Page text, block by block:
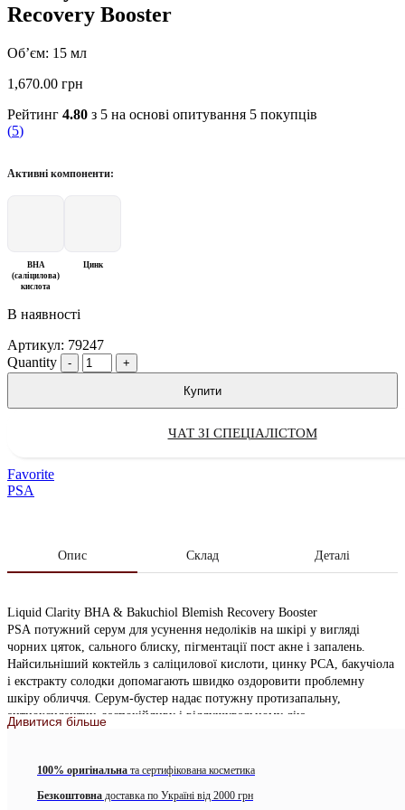
Recovery Booster
Об’єм: 15 мл
1,670.00 грн
Рейтинг 4.80 з 5 на основі опитування 5 покупців
(5)
Активні компоненти:
BHA
(саліцилова)
кислота
Цинк
В наявності
Артикул: 79247
Quantity
Купити
ЧАТ ЗІ СПЕЦІАЛІСТОМ
Favorite
PSA
Опис Склад Деталі
Liquid Clarity BHA & Bakuchiol Blemish Recovery Booster
PSA потужний серум для усунення недоліків на шкірі у вигляді
чорних цяток, сального блиску, пігментації пост акне і запалень.
Найсильніший коктейль з саліцилової кислоти, цинку PCA, бакучіола
і екстракту солодки допомагають швидко оздоровити проблемну
шкіру обличчя. Серум-бустер надає потужну протизапальну,
антиоксидантну, заспокійливу і відлущувальному дію.
саліцилову кислоту (BHA кислота 2%) має антибактеріальну,
антисептичну, протизапальну дію. Допомагає звузити пори,
Дивитися більше
100% оригінальна та сертифікована косметика
Безкоштовна доставка по Україні від 2000 грн